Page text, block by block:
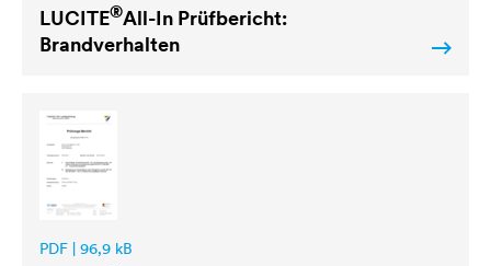
LUCITE®All-In Prüfbericht:
Brandverhalten
PDF | 96,9 kB